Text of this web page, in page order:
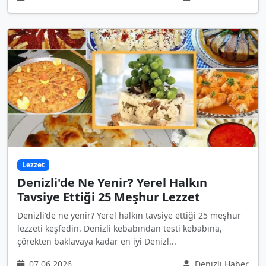
Lezzet
Denizli'de Ne Yenir? Yerel Halkın
Tavsiye Ettiği 25 Meşhur Lezzet
Denizli'de ne yenir? Yerel halkın tavsiye ettiği 25 meşhur
lezzeti keşfedin. Denizli kebabından testi kebabına,
çörekten baklavaya kadar en iyi Denizl...